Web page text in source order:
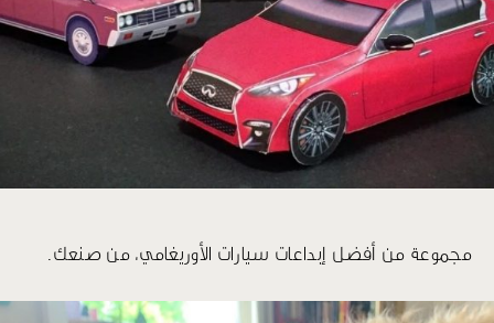
مجموعة من أفضل إبداعات سيارات الأوريغامي، من صنعك.